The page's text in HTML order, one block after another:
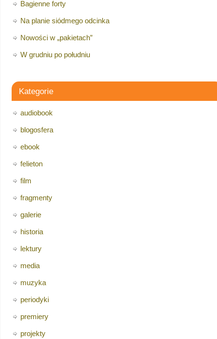
Bagienne forty
Na planie siódmego odcinka
Nowości w „pakietach”
W grudniu po południu
Kategorie
audiobook
blogosfera
ebook
felieton
film
fragmenty
galerie
historia
lektury
media
muzyka
periodyki
premiery
projekty